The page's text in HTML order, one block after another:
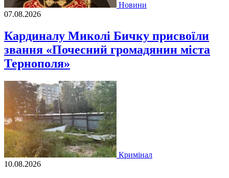
Новини
07.08.2026
Кардиналу Миколі Бичку присвоїли
звання «Почесний громадянин міста
Тернополя»
Кримінал
10.08.2026